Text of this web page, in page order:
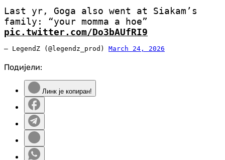
Last yr, Goga also went at Siakam’s
family: “your momma a hoe”
pic.twitter.com/Do3bAUfRI9
— LegendZ (@legendz_prod) March 24, 2026
Подијели:
Линк је копиран!